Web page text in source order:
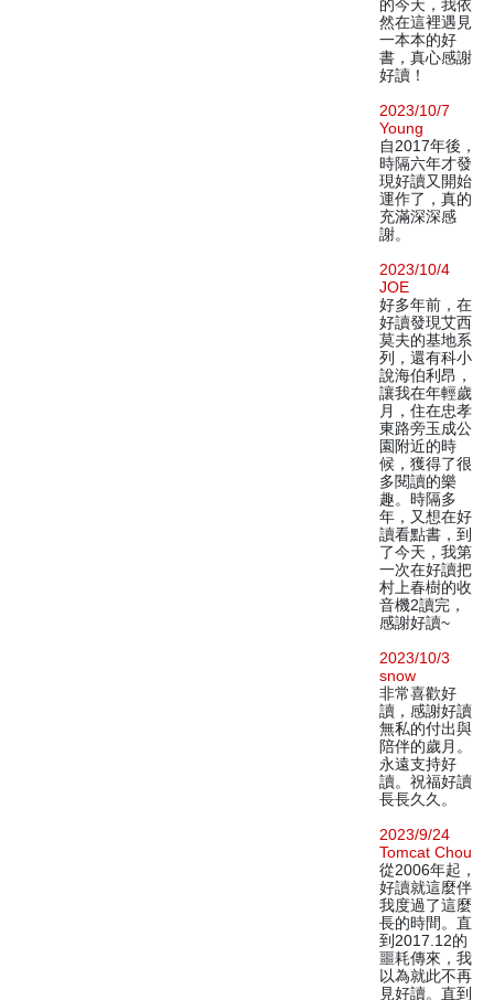
的今天，我依
然在這裡遇見
一本本的好
書，真心感謝
好讀！
2023/10/7
Young
自2017年後，
時隔六年才發
現好讀又開始
運作了，真的
充滿深深感
謝。
2023/10/4
JOE
好多年前，在
好讀發現艾西
莫夫的基地系
列，還有科小
說海伯利昂，
讓我在年輕歲
月，住在忠孝
東路旁玉成公
園附近的時
候，獲得了很
多閱讀的樂
趣。時隔多
年，又想在好
讀看點書，到
了今天，我第
一次在好讀把
村上春樹的收
音機2讀完，
感謝好讀~
2023/10/3
snow
非常喜歡好
讀，感謝好讀
無私的付出與
陪伴的歲月。
永遠支持好
讀。祝福好讀
長長久久。
2023/9/24
Tomcat Chou
從2006年起，
好讀就這麼伴
我度過了這麼
長的時間。直
到2017.12的
噩耗傳來，我
以為就此不再
見好讀。直到